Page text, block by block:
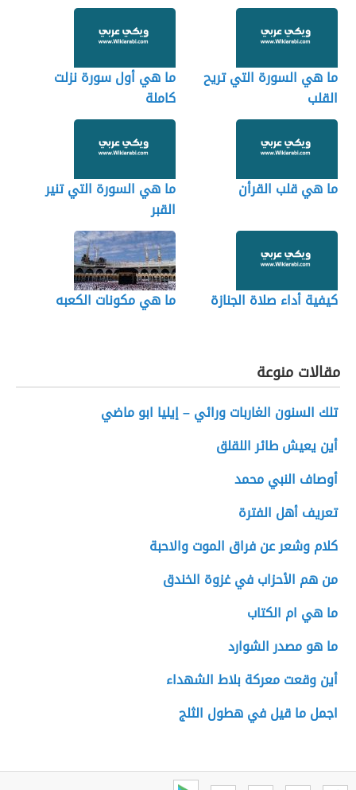
ما هي السورة التي تريح
القلب
ما هي أول سورة نزلت
كاملة
ما هي قلب القرأن
ما هي السورة التي تنير
القبر
كيفية أداء صلاة الجنازة ما هي مكونات الكعبه
مقالات منوعة
تلك السنون الغاربات ورائي – إيليا ابو ماضي
أين يعيش طائر اللقلق
أوصاف النبي محمد
تعريف أهل الفترة
كلام وشعر عن فراق الموت والاحبة
من هم الأحزاب في غزوة الخندق
ما هي ام الكتاب
ما هو مصدر الشوارد
أين وقعت معركة بلاط الشهداء
اجمل ما قيل في هطول الثلج